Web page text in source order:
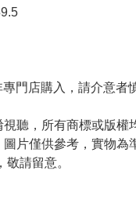
門店購入，請介意者
聽，所有商標或版權
片僅供參考，實物為
請留意。